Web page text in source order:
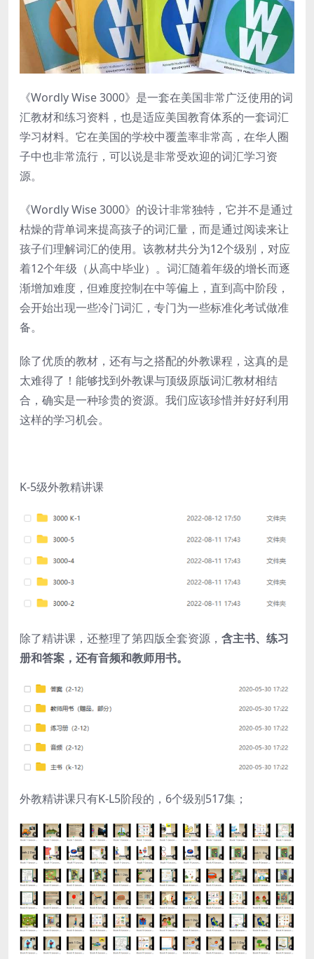
《Wordly Wise 3000》是一套在美国非常广泛使用的词
汇教材和练习资料，也是适应美国教育体系的一套词汇
学习材料。它在美国的学校中覆盖率非常高，在华人圈
子中也非常流行，可以说是非常受欢迎的词汇学习资
源。
《Wordly Wise 3000》的设计非常独特，它并不是通过
枯燥的背单词来提高孩子的词汇量，而是通过阅读来让
孩子们理解词汇的使用。该教材共分为12个级别，对应
着12个年级（从高中毕业）。词汇随着年级的增长而逐
渐增加难度，但难度控制在中等偏上，直到高中阶段，
会开始出现一些冷门词汇，专门为一些标准化考试做准
备。
除了优质的教材，还有与之搭配的外教课程，这真的是
太难得了！能够找到外教课与顶级原版词汇教材相结
合，确实是一种珍贵的资源。我们应该珍惜并好好利用
这样的学习机会。
K-5级外教精讲课
除了精讲课，还整理了第四版全套资源， 含主书、练习
册和答案，还有音频和教师用书。
外教精讲课只有K-L5阶段的，6个级别517集；